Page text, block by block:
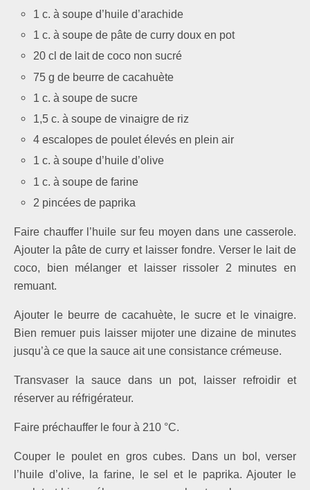
1 c. à soupe d’huile d’arachide
1 c. à soupe de pâte de curry doux en pot
20 cl de lait de coco non sucré
75 g de beurre de cacahuète
1 c. à soupe de sucre
1,5 c. à soupe de vinaigre de riz
4 escalopes de poulet élevés en plein air
1 c. à soupe d’huile d’olive
1 c. à soupe de farine
2 pincées de paprika
Faire chauffer l’huile sur feu moyen dans une casserole.
Ajouter la pâte de curry et laisser fondre. Verser le lait de
coco, bien mélanger et laisser rissoler 2 minutes en
remuant.
Ajouter le beurre de cacahuète, le sucre et le vinaigre.
Bien remuer puis laisser mijoter une dizaine de minutes
jusqu’à ce que la sauce ait une consistance crémeuse.
Transvaser la sauce dans un pot, laisser refroidir et
réserver au réfrigérateur.
Faire préchauffer le four à 210 °C.
Couper le poulet en gros cubes. Dans un bol, verser
l’huile d’olive, la farine, le sel et le paprika. Ajouter le